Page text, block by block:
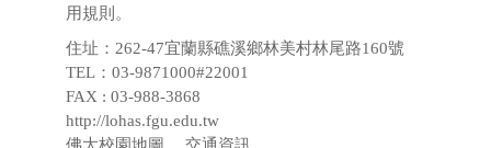
用規則 。
住址：262-47宜蘭縣礁溪鄉林美村林尾路160號
TEL：03-9871000#22001
FAX : 03-988-3868
http://lohas.fgu.edu.tw